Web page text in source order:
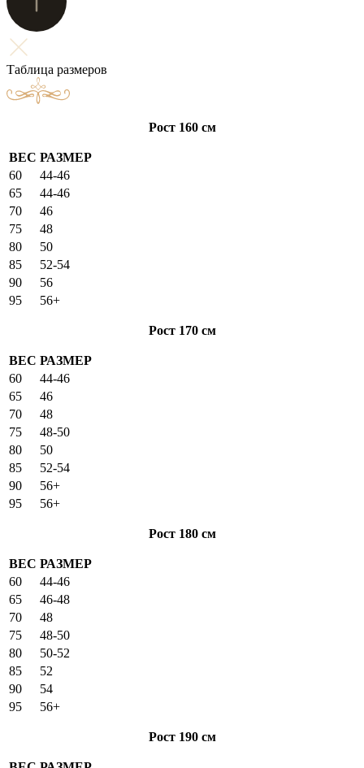
Таблица размеров
Рост 160 см
ВЕС РАЗМЕР
60
44-46
65
44-46
70
46
75
48
80
50
85
52-54
90
56
95
56+
Рост 170 см
ВЕС РАЗМЕР
60
44-46
65
46
70
48
75
48-50
80
50
85
52-54
90
56+
95
56+
Рост 180 см
ВЕС РАЗМЕР
60
44-46
65
46-48
70
48
75
48-50
80
50-52
85
52
90
54
95
56+
Рост 190 см